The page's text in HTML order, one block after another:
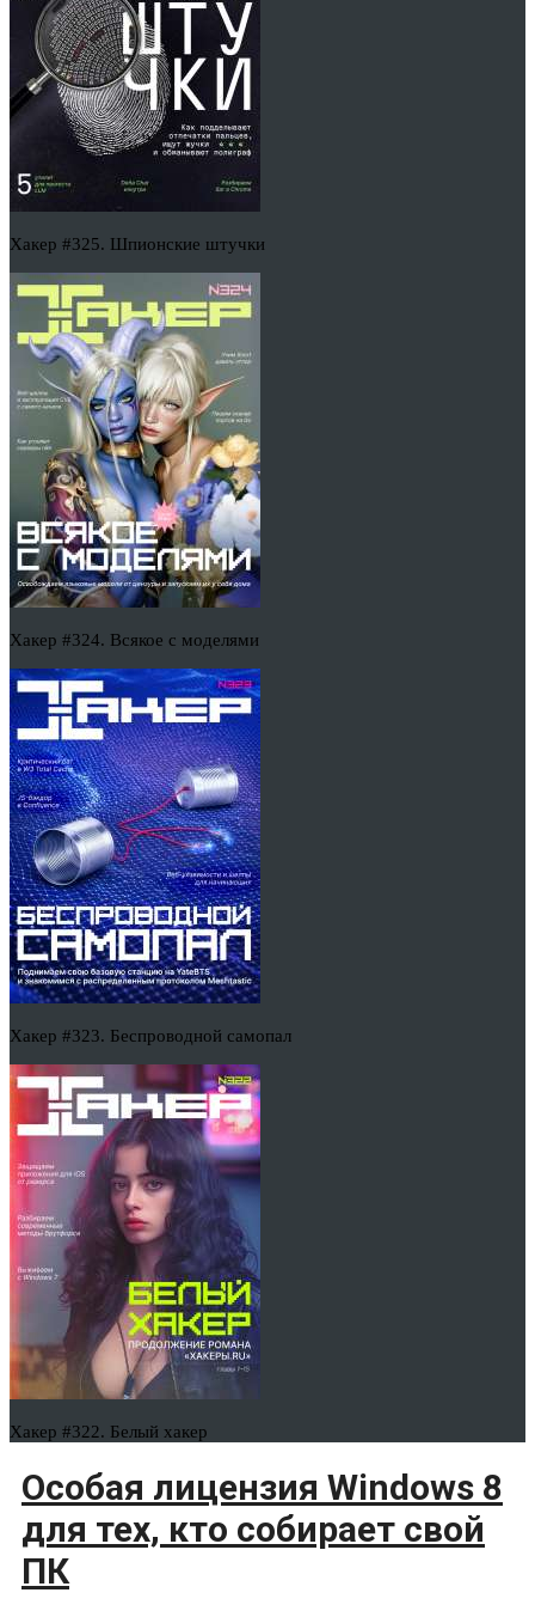
Хакер #325. Шпионские штучки
Хакер #324. Всякое с моделями
Хакер #323. Беспроводной самопал
Хакер #322. Белый хакер
Особая лицензия Windows 8
для тех, кто собирает свой
ПК